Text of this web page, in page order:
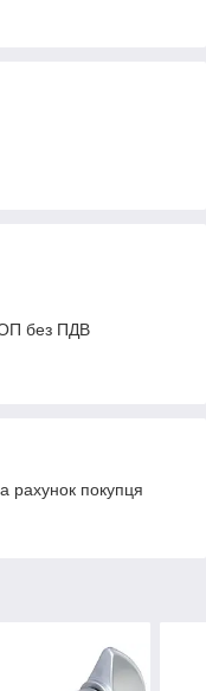
без ПДВ
рахунок покупця